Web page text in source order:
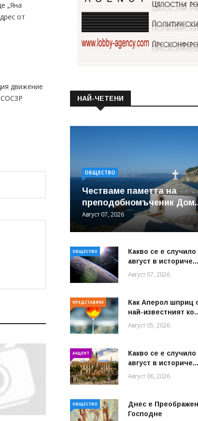
„Яна
от
движение
СОСЗР
НАЙ-ЧЕТЕНИ
ОБЩЕСТВО
Честваме паметта на
преподобномъченик
Август 07, 2026
ОБЩЕСТВО
Какво се е случило
август в историче...
Август 07, 2026
ПРЕДСТАВЯНЕ
Как Аперол шприц
най-известният
Август 05, 2026
АКЦЕНТ
Какво се е случило
август в историче...
Август 06, 2026
ОБЩЕСТВО
Днес е
Господне